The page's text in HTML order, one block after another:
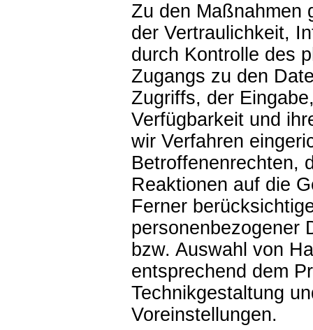
Zu den Maßnahmen
der Vertraulichkeit,
durch Kontrolle des
Zugangs zu den
Zugriffs, der
Verfügbarkeit und
wir Verfahren
Betroffenenrechten,
Reaktionen auf die
Ferner
personenbezogener
bzw. Auswahl von
entsprechend dem
Technikgestaltung
Voreinstellungen.